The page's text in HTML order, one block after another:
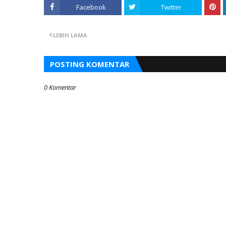
Facebook Twitter
LEBIH LAMA
POSTING KOMENTAR
0 Komentar